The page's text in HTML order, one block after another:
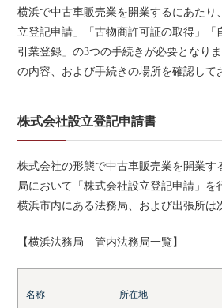
横浜で中古車販売業を開業するにあたり
立登記申請」「古物商許可証の取得」「
引業登録」の3つの手続きが必要となり
の内容、および手続きの場所を確認して
株式会社設立登記申請書
株式会社の形態で中古車販売業を開業す
局において「株式会社設立登記申請」を
横浜市内にある法務局、および出張所は
【横浜法務局 管内法務局一覧】
名称 所在地